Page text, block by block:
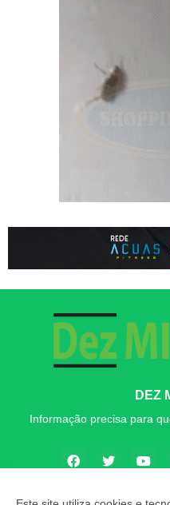
DEZ
Informação precisa para